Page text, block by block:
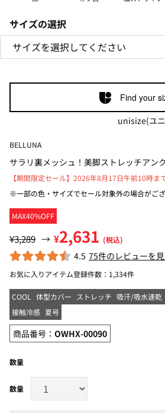
サイズの選択
Find your
unisize(ユ
BELLUNA
サラリ裏メッシュ！美脚ストレッチアン
MAX40%OFF
【期間限定セール】2026年8月17日午前10時ま
※一部の色・サイズでセール対象外の場合がご
¥3,289 → ¥2,631 (税込)
4.5 75件のレビューを
お気に入りアイテム登録件数： 1,334件
COOL 体型カバー ストレッチ 吸汗/吸水速乾
接触冷感 夏号
商品番号： OWHX-00090
数量